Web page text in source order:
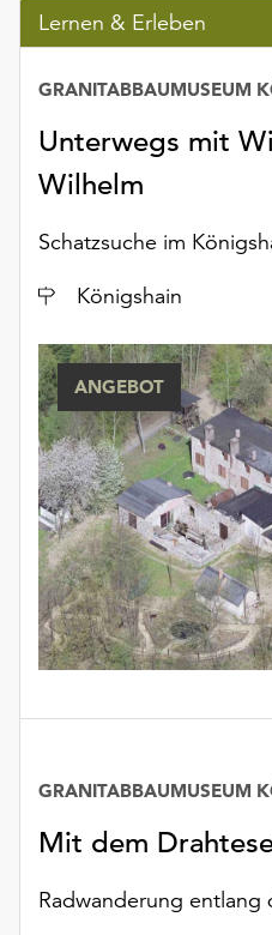
anpassen,
erreichen
die
Einstellungen
über
die
„Auswählen“.
Weitere
Informationen
Sie
unserer
Datenschutzerklärung
oder
dem
Impressum
Lernen & Erleben
Unterwegs mit
Wilhelm
GRANITABBAUMUSEUM
Schatzsuche im
Ort
Königshain
ANGEBOT
Mit dem
GRANITABBAUMUSEUM
Radwanderung entlang